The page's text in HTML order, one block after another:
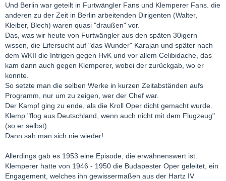
Und Berlin war geteilt in Furtwängler Fans und Klemperer Fans. die
anderen zu der Zeit in Berlin arbeitenden Dirigenten (Walter,
Kleiber, Blech) waren quasi "draußen" vor.
Das, was wir heute von Furtwängler aus den späten 30igern
wissen, die Eifersucht auf "das Wunder" Karajan und später nach
dem WKII die Intrigen gegen HvK und vor allem Celibidache, das
kam dann auch gegen Klemperer, wobei der zurückgab, wo er
konnte.
So setzte man die selben Werke in kurzen Zeitabständen aufs
Programm, nur um zu zeigen, wer der Chef war.
Der Kampf ging zu ende, als die Kroll Oper dicht gemacht wurde.
Klemp "flog aus Deutschland, wenn auch nicht mit dem Flugzeug"
(so er selbst).
Dann sah man sich nie wieder!
Allerdings gab es 1953 eine Episode, die erwähnenswert ist.
Klemperer hatte von 1946 - 1950 die Budapester Oper geleitet, ein
Engagement, welches ihn gewissermaßen aus der Hartz IV